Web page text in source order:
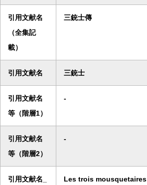
引用文献名
（全集記
載）
三銃士傳
引用文献名 三銃士
引用文献名
等（階層1）
-
引用文献名
等（階層2）
-
引用文献名_
Les trois mousquetaires